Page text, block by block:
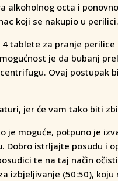
alkoholnog octa i
koji se nakupio u perilici.
tablete za pranje
je da bubanj
Ovaj postupak
jer će vam tako biti
je moguće, potpuno je
Dobro istrljajte posudu i
te na taj način
izbjeljivanje (50:50),